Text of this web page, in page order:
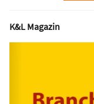
K&L Magazin